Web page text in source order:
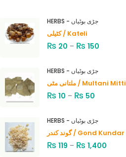
HERBS - جڑی بوٹیاں
کٹیلی / Kateli
₨ 20 – ₨ 150
HERBS - جڑی بوٹیاں
ملتانی مٹی / Multani Mitti
₨ 10 – ₨ 50
HERBS - جڑی بوٹیاں
گوند کندر / Gond Kundar
₨ 119 – ₨ 1,400